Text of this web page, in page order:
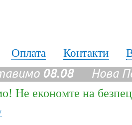
Оплата Контакти
08.08Нова
Не економте на